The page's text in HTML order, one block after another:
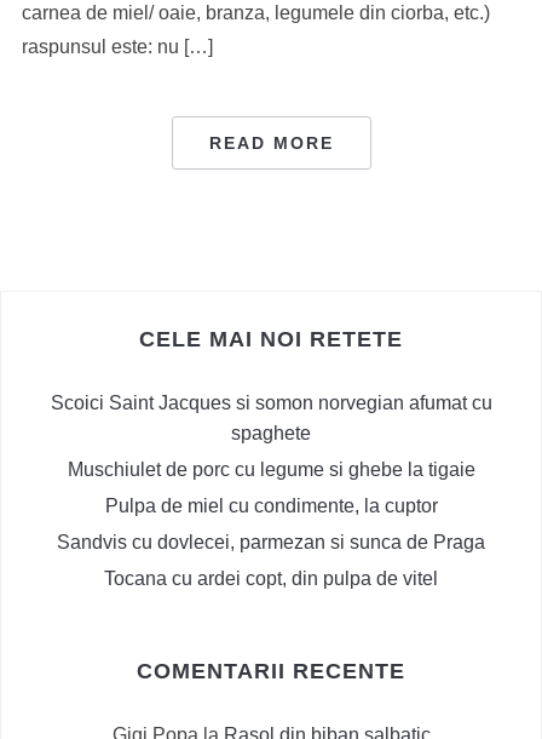
carnea de miel/ oaie, branza, legumele din ciorba, etc.)
raspunsul este: nu […]
READ MORE
CELE MAI NOI RETETE
Scoici Saint Jacques si somon norvegian afumat cu
spaghete
Muschiulet de porc cu legume si ghebe la tigaie
Pulpa de miel cu condimente, la cuptor
Sandvis cu dovlecei, parmezan si sunca de Praga
Tocana cu ardei copt, din pulpa de vitel
COMENTARII RECENTE